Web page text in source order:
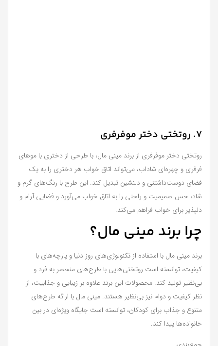
7. روتختی دختر موفرفری
روتختی دختر موفرفری از برند مینی مال، با طرحی از دختری با موهای
فرفری و چهره‌ای شاداب، می‌تواند اتاق خواب هر دختری را به یک
فضای دوست‌داشتنی و دلنشین تبدیل کند. این طرح با رنگ‌های گرم و
شاد، حس صمیمیت و راحتی را به اتاق خواب می‌آورد و فضایی آرام و
دلپذیر برای خواب فراهم می‌کند.
چرا برند مینی مال؟
برند مینی مال با استفاده از تکنولوژی‌های روز دنیا و پارچه‌های با
کیفیت، توانسته است روتختی‌هایی با طرح‌های منحصر به فرد و
بی‌نظیر تولید کند. محصولات این برند علاوه بر زیبایی و جذابیت، از
نظر کیفیت و دوام نیز بی‌نظیر هستند. مینی مال با ارائه طرح‌های
متنوع و جذاب برای کودکان، توانسته است جایگاه ویژه‌ای در بین
خانواده‌ها پیدا کند.